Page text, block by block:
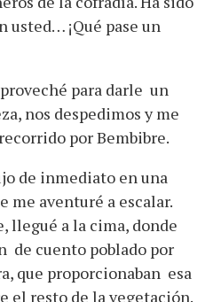
usted… ¡Qué pase un
para darle un
nos despedimos y me
por Bembibre.
de inmediato en una
me aventuré a escalar.
a la cima, donde
de cuento poblado por
que proporcionaban esa
el resto de la vegetación.